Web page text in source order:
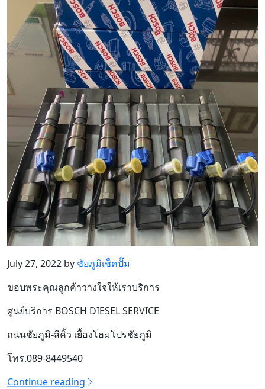
July 27, 2022 by ชัยภูมิเช็คปั๊ม
ขอบพระคุณลูกค้าวางใจให้เราบริการ
ศูนย์บริการ BOSCH DIESEL SERVICE
ถนนชัยภูมิ-สีคิ้ว เยื้องโฮมโปรชัยภูมิ
โทร.089-8449540
Continue reading